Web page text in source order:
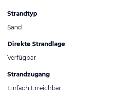
Strandtyp
Sand
Direkte Strandlage
Verfügbar
Strandzugang
Einfach Erreichbar